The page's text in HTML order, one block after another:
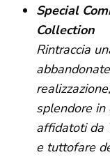
Special
Collection
Rintraccia
splendore in
affidatoti da
e tuttofare